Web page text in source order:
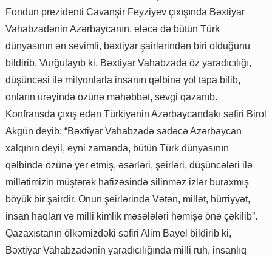
Fondun prezidenti Cavanşir Feyziyev çıxışında Bəxtiyar
Vahabzadənin Azərbaycanın, eləcə də bütün Türk
dünyasının ən sevimli, bəxtiyar şairlərindən biri olduğunu
bildirib. Vurğulayıb ki, Bəxtiyar Vahabzadə öz yaradıcılığı,
düşüncəsi ilə milyonlarla insanın qəlbinə yol tapa bilib,
onların ürəyində özünə məhəbbət, sevgi qazanıb.
Konfransda çıxış edən Türkiyənin Azərbaycandakı səfiri Birol
Akgün deyib: “Bəxtiyar Vahabzadə sadəcə Azərbaycan
xalqının deyil, eyni zamanda, bütün Türk dünyasının
qəlbində özünə yer etmiş, əsərləri, şeirləri, düşüncələri ilə
millətimizin müştərək hafizəsində silinməz izlər buraxmış
böyük bir şairdir. Onun şeirlərində Vətən, millət, hürriyyət,
insan haqları və milli kimlik məsələləri həmişə önə çəkilib”.
Qazaxıstanın ölkəmizdəki səfiri Alim Bayel bildirib ki,
Bəxtiyar Vahabzadənin yaradıcılığında milli ruh, insanlıq